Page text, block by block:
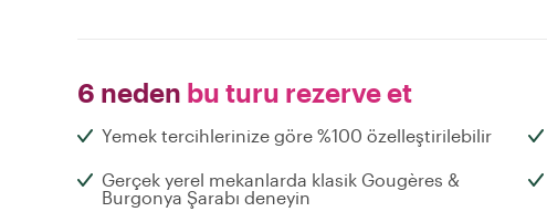
6 neden bu turu rezerve et
Yemek tercihlerinize göre %100 özelleştirilebilir
Gerçek yerel mekanlarda klasik Gougères &
Burgonya Şarabı deneyin